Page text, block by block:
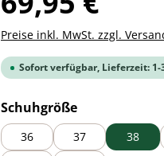
Preise inkl. MwSt. zzgl.
Sofort verfügbar, Lieferzeit: 1-
Schuhgrößeauswählen
36 37 38